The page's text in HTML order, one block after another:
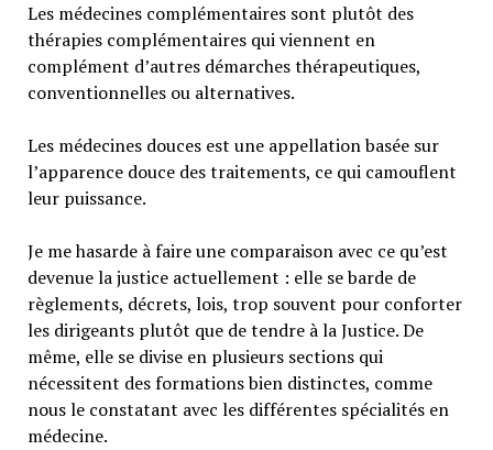
Les médecines complémentaires sont plutôt des
thérapies complémentaires qui viennent en
complément d’autres démarches thérapeutiques,
conventionnelles ou alternatives.
Les médecines douces est une appellation basée sur
l’apparence douce des traitements, ce qui camouflent
leur puissance.
Je me hasarde à faire une comparaison avec ce qu’est
devenue la justice actuellement : elle se barde de
règlements, décrets, lois, trop souvent pour conforter
les dirigeants plutôt que de tendre à la Justice. De
même, elle se divise en plusieurs sections qui
nécessitent des formations bien distinctes, comme
nous le constatant avec les différentes spécialités en
médecine.